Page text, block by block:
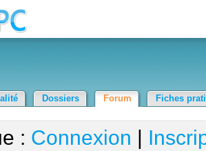
Dossiers Forum Fiches
: Connexion |